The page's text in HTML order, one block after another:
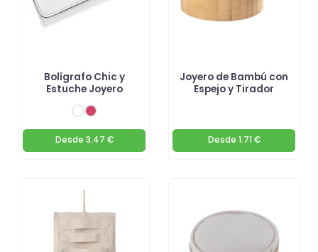
Bolígrafo Chic y
Estuche Joyero
Desde 3.47 €
Joyero de Bambú con
Espejo y Tirador
Desde 1.71 €